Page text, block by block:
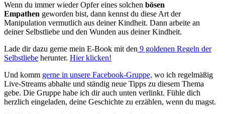
Wenn du immer wieder Opfer eines solchen bösen
Empathen geworden bist, dann kennst du diese Art der
Manipulation vermutlich aus deiner Kindheit. Dann arbeite an
deiner Selbstliebe und den Wunden aus deiner Kindheit.
Lade dir dazu gerne mein E-Book mit den 9 goldenen Regeln der
Selbstliebe herunter. Hier klicken!
Und komm gerne in unsere Facebook-Gruppe, wo ich regelmäßig
Live-Streams abhalte und ständig neue Tipps zu diesem Thema
gebe. Die Gruppe habe ich dir auch unten verlinkt. Fühle dich
herzlich eingeladen, deine Geschichte zu erzählen, wenn du magst.